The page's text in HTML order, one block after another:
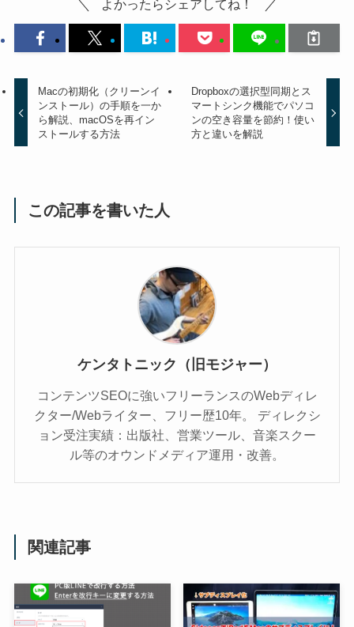
よかったらシェアしてね！
Macの初期化（クリーンイ
ンストール）の手順を一か
ら解説、macOSを再イン
ストールする方法
Dropboxの選択型同期とス
マートシンク機能でパソコ
ンの空き容量を節約！使い
方と違いを解説
この記事を書いた人
ケンタトニック（旧モジャー）
コンテンツSEOに強いフリーランスのWebディレ
クター/Webライター、フリー歴10年。 ディレクシ
ョン受注実績：出版社、営業ツール、音楽スクー
ル等のオウンドメディア運用・改善。
関連記事